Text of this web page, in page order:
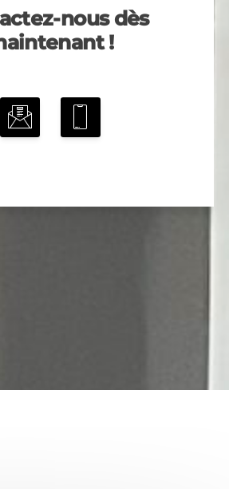
nous dès
!